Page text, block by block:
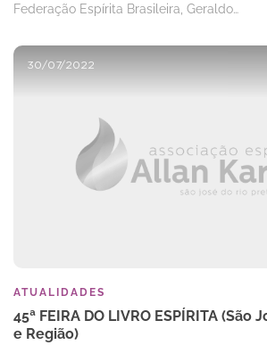
Federação Espírita Brasileira, Geraldo…
30/07/2022
ATUALIDADES
45ª FEIRA DO LIVRO ESPÍRITA (São
e Região)